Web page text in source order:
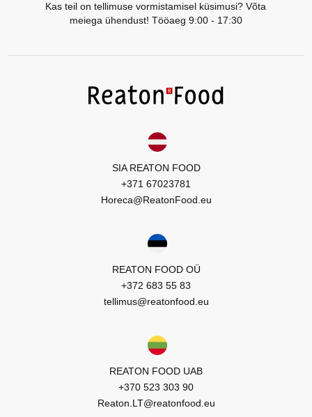
Kas teil on tellimuse vormistamisel küsimusi? Võta
meiega ühendust! Tööaeg 9:00 - 17:30
SIA REATON FOOD
+371 67023781
Horeca@ReatonFood.eu
REATON FOOD OÜ
+372 683 55 83
tellimus@reatonfood.eu
REATON FOOD UAB
+370 523 303 90
Reaton.LT@reatonfood.eu